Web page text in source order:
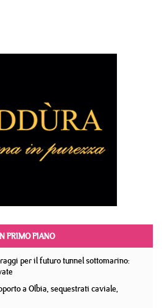
PRIMO PIANO
per il futuro tunnel sottomarino:
a Olbia, sequestrati caviale,